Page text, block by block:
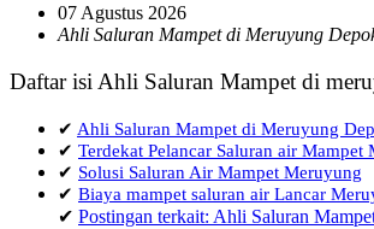
07 Agustus 2026
Ahli Saluran Mampet di Meruyung
Daftar isi Ahli Saluran Mampet di
✔ Ahli Saluran Mampet di Meruyung
✔ Terdekat Pelancar Saluran air Mampet
✔ Solusi Saluran Air Mampet Meruyung
✔ Biaya mampet saluran air Lancar
✔ Postingan terkait: Ahli Saluran